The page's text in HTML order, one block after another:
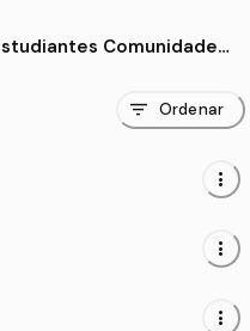
Comunidades
filter_list Ordenar
more_vert
more_vert
more_vert